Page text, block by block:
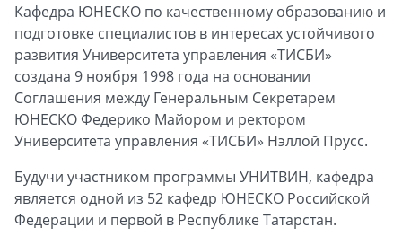
Кафедра ЮНЕСКО по качественному образованию и
подготовке специалистов в интересах устойчивого
развития Университета управления «ТИСБИ»
создана 9 ноября 1998 года на основании
Соглашения между Генеральным Секретарем
ЮНЕСКО Федерико Майором и ректором
Университета управления «ТИСБИ» Нэллой Прусс.
Будучи участником программы УНИТВИН, кафедра
является одной из 52 кафедр ЮНЕСКО Российской
Федерации и первой в Республике Татарстан.